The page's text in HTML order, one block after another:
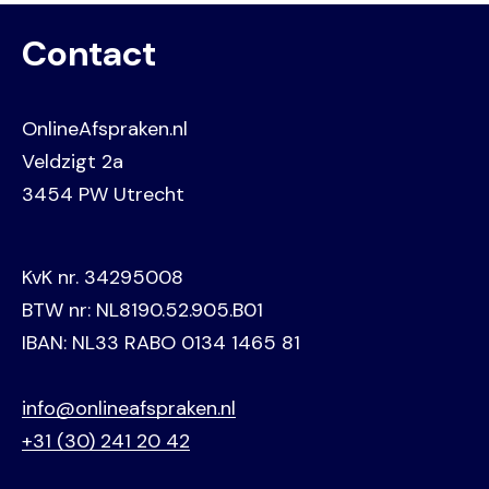
Contact
OnlineAfspraken.nl
Veldzigt 2a
3454 PW Utrecht
KvK nr. 34295008
BTW nr: NL8190.52.905.B01
IBAN: NL33 RABO 0134 1465 81
info@onlineafspraken.nl
+31 (30) 241 20 42